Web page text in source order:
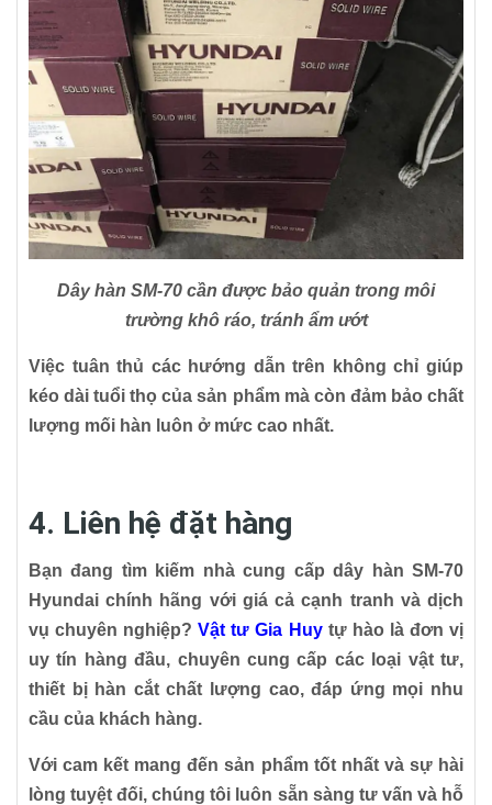
Dây hàn SM-70 cần được bảo quản trong môi
trường khô ráo, tránh ẩm ướt
Việc tuân thủ các hướng dẫn trên không chỉ giúp
kéo dài tuổi thọ của sản phẩm mà còn đảm bảo chất
lượng mối hàn luôn ở mức cao nhất.
4. Liên hệ đặt hàng
Bạn đang tìm kiếm nhà cung cấp dây hàn SM-70
Hyundai chính hãng với giá cả cạnh tranh và dịch
vụ chuyên nghiệp?Vật tư Gia Huytự hào là đơn vị
uy tín hàng đầu, chuyên cung cấp các loại vật tư,
thiết bị hàn cắt chất lượng cao, đáp ứng mọi nhu
cầu của khách hàng.
Với cam kết mang đến sản phẩm tốt nhất và sự hài
lòng tuyệt đối, chúng tôi luôn sẵn sàng tư vấn và hỗ